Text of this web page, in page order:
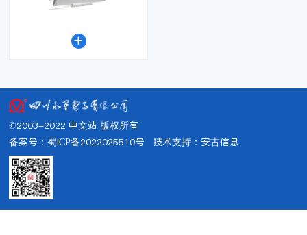

©2003-2022 中文站 版权所有
备案号：蜀ICP备2022025510号 技术支持： 安古信息